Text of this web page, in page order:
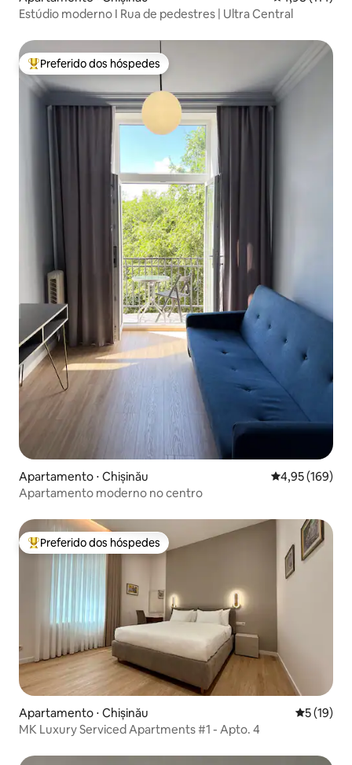
Estúdio moderno I Rua de pedestres | Ultra Central
Entre os melhores preferidos dos hóspedes
Preferido dos hóspedes
Apartamento ⋅ Chișinău 4,95 de uma
4,95 (169)
Apartamento moderno no centro
Entre os melhores preferidos dos hóspedes
Preferido dos hóspedes
Apartamento ⋅ Chișinău 5 de uma
5 (19)
MK Luxury Serviced Apartments #1 - Apto. 4